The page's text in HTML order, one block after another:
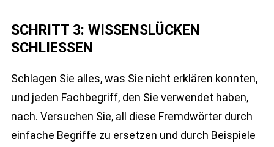
SCHRITT 3: WISSENSLÜCKEN
SCHLIESSEN
Schlagen Sie alles, was Sie nicht erklären konnten,
und jeden Fachbegriff, den Sie verwendet haben,
nach. Versuchen Sie, all diese Fremdwörter durch
einfache Begriffe zu ersetzen und durch Beispiele